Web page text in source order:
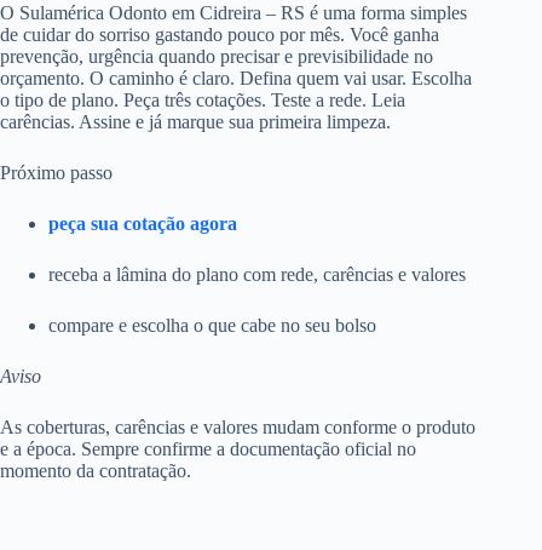
O Sulamérica Odonto em Cidreira – RS é uma forma simples
de cuidar do sorriso gastando pouco por mês. Você ganha
prevenção, urgência quando precisar e previsibilidade no
orçamento. O caminho é claro. Defina quem vai usar. Escolha
o tipo de plano. Peça três cotações. Teste a rede. Leia
carências. Assine e já marque sua primeira limpeza.
Próximo passo
peça sua cotação agora
receba a lâmina do plano com rede, carências e valores
compare e escolha o que cabe no seu bolso
Aviso
As coberturas, carências e valores mudam conforme o produto
e a época. Sempre confirme a documentação oficial no
momento da contratação.